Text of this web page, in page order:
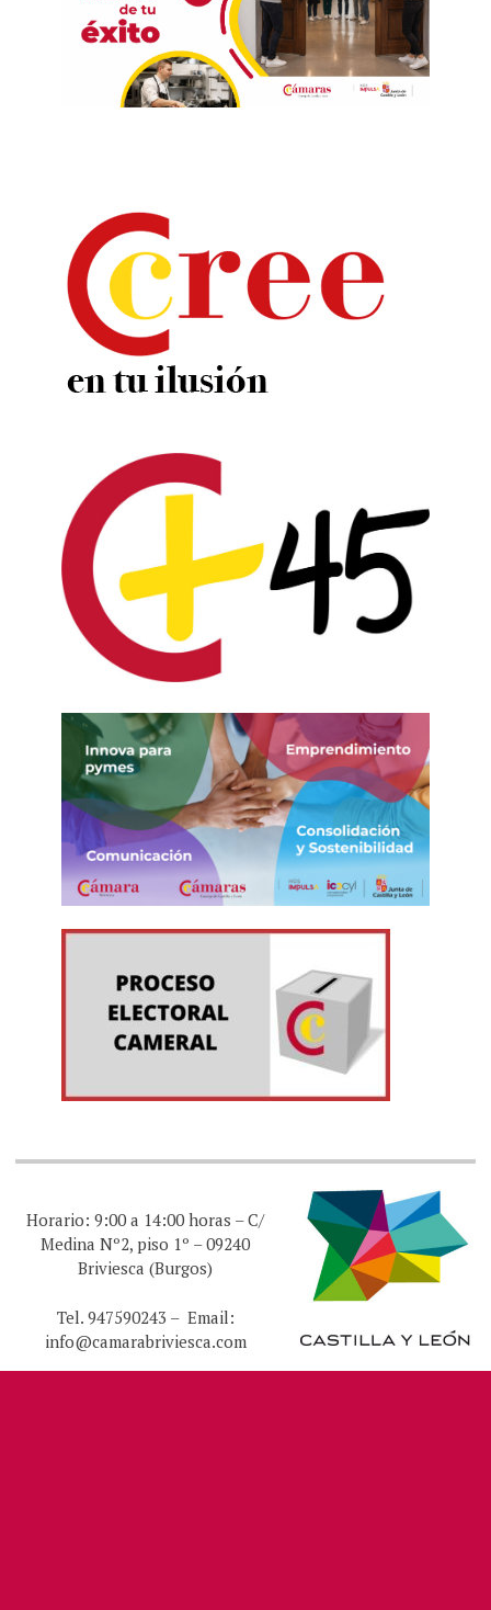
Horario: 9:00 a 14:00 horas – C/
Medina Nº2, piso 1º – 09240
Briviesca (Burgos)
Tel. 947590243 – Email:
info@camarabriviesca.com